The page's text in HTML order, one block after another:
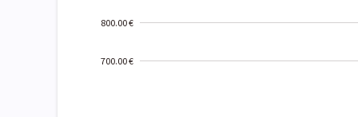
800.00 €
700.00 €